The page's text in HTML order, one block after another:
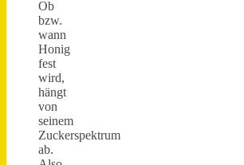
Ob
bzw.
wann
Honig
fest
wird,
hängt
von
seinem
Zuckerspektrum
ab.